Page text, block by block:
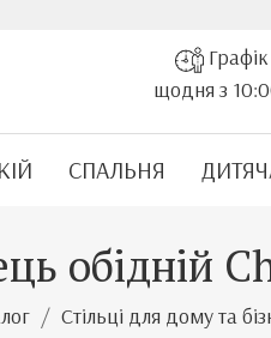
щодня з
СПАЛЬНЯ
обідній
Стільці для дому та